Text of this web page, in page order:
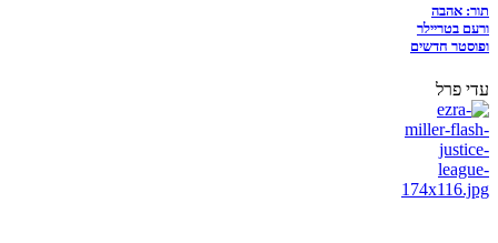
תור: אהבה
ורעם בטריילר
ופוסטר חדשים
עדי פרל